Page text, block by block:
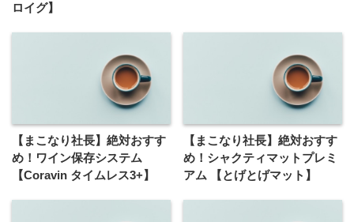
ロイグ】
【まこなり社長】絶対おすす
め！ワイン保存システム
【Coravin タイムレス3+】
【まこなり社長】絶対おすす
め！シャクティマットプレミ
アム 【とげとげマット】